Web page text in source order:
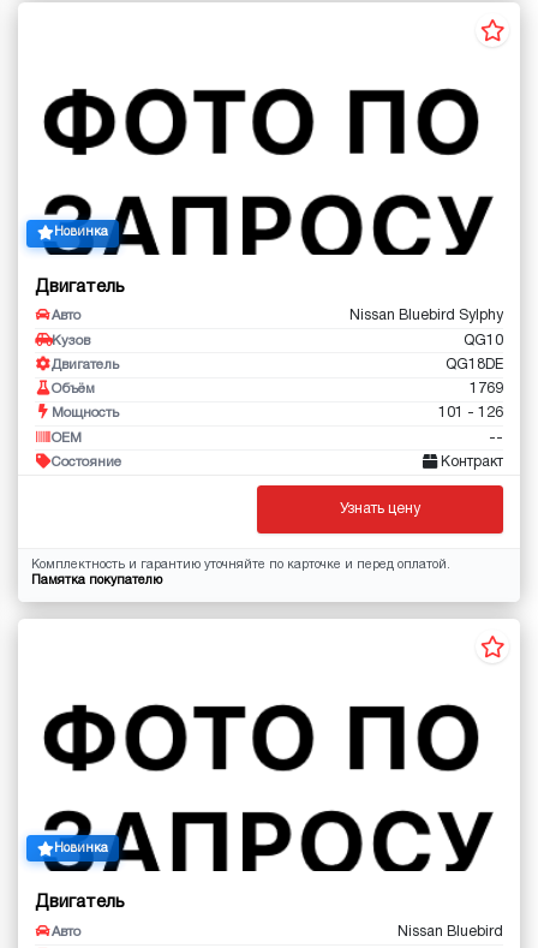
Новинка
Двигатель
Авто Nissan Bluebird Sylphy
Кузов QG10
Двигатель QG18DE
Объём 1769
Мощность 101 - 126
OEM --
Состояние Контракт
Узнать цену
Комплектность и гарантию уточняйте по карточке и перед оплатой.
Памятка покупателю
Новинка
Двигатель
Авто Nissan Bluebird